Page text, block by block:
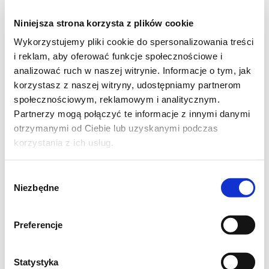
Niniejsza strona korzysta z plików cookie
Wykorzystujemy pliki cookie do spersonalizowania treści
i reklam, aby oferować funkcje społecznościowe i
analizować ruch w naszej witrynie. Informacje o tym, jak
korzystasz z naszej witryny, udostępniamy partnerom
społecznościowym, reklamowym i analitycznym.
Partnerzy mogą połączyć te informacje z innymi danymi
otrzymanymi od Ciebie lub uzyskanymi podczas
korzystania z ich usług.
zgody
Niezbędne
Preferencje
Statystyka
3 ząbki czosnku
strąk czerwonej papryki
300 g kiełków fasoli mung
2 łyżeczki brązowego cukru